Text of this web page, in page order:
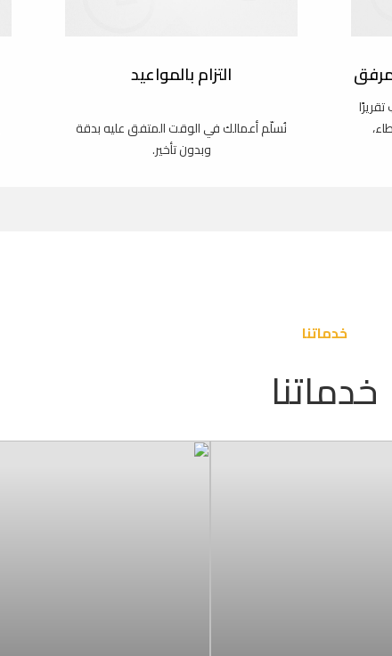
التزام بالمواعيد
نُسلّم أعمالك في الوقت المتفق عليه بدقة
وبدون تأخير.
خدماتنا
خدماتنا